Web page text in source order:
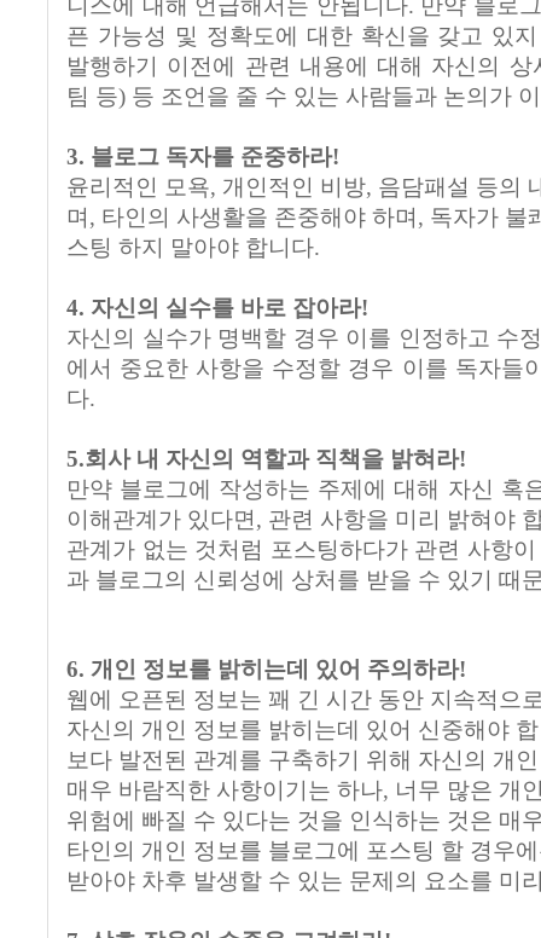
니스에 대해 언급해서는 안됩니다. 만약 블로
픈 가능성 및 정확도에 대한 확신을 갖고 있
발행하기 이전에 관련 내용에 대해 자신의 상
팀 등) 등 조언을 줄 수 있는 사람들과 논의가
3. 블로그 독자를 준중하라!
윤리적인 모욕, 개인적인 비방, 음담패설 등의
며, 타인의 사생활을 존중해야 하며, 독자가 불
스팅 하지 말아야 합니다.
4. 자신의 실수를 바로 잡아라!
자신의 실수가 명백할 경우 이를 인정하고 수
에서 중요한 사항을 수정할 경우 이를 독자들
다.
5.회사 내 자신의 역할과 직책을 밝혀라!
만약 블로그에 작성하는 주제에 대해 자신 혹
이해관계가 있다면, 관련 사항을 미리 밝혀야
관계가 없는 것처럼 포스팅하다가 관련 사항
과 블로그의 신뢰성에 상처를 받을 수 있기 때
6. 개인 정보를 밝히는데 있어 주의하라!
웹에 오픈된 정보는 꽤 긴 시간 동안 지속적으
자신의 개인 정보를 밝히는데 있어 신중해야
보다 발전된 관계를 구축하기 위해 자신의 개
매우 바람직한 사항이기는 하나, 너무 많은 개
위험에 빠질 수 있다는 것을 인식하는 것은 매
타인의 개인 정보를 블로그에 포스팅 할 경우
받아야 차후 발생할 수 있는 문제의 요소를 미